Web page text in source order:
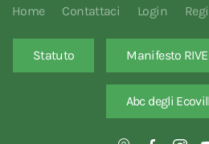
Home Contattaci Login
Statuto Manifesto RIVE
Abc degli